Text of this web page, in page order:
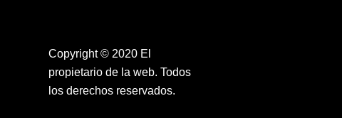
Copyright © 2020 El
propietario de la web. Todos
los derechos reservados.